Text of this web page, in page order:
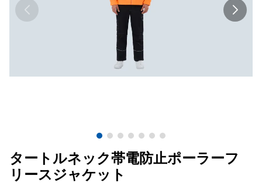
ニュース
タートルネック帯電防止ポーラーフ
リースジャケット